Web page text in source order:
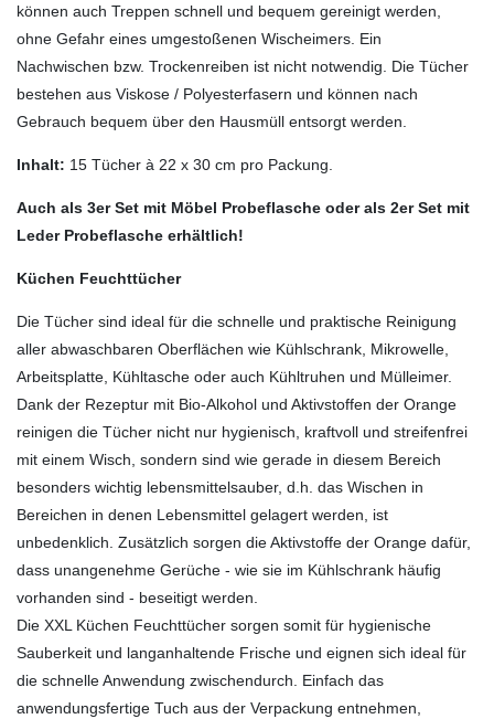
können auch Treppen schnell und bequem gereinigt werden,
ohne Gefahr eines umgestoßenen Wischeimers. Ein
Nachwischen bzw. Trockenreiben ist nicht notwendig. Die Tücher
bestehen aus Viskose / Polyesterfasern und können nach
Gebrauch bequem über den Hausmüll entsorgt werden.
Inhalt: 15 Tücher à 22 x 30 cm pro Packung.
Auch als 3er Set mit Möbel Probeflasche oder als 2er Set mit
Leder Probeflasche erhältlich!
Küchen Feuchttücher
Die Tücher sind ideal für die schnelle und praktische Reinigung
aller abwaschbaren Oberflächen wie Kühlschrank, Mikrowelle,
Arbeitsplatte, Kühltasche oder auch Kühltruhen und Mülleimer.
Dank der Rezeptur mit Bio-Alkohol und Aktivstoffen der Orange
reinigen die Tücher nicht nur hygienisch, kraftvoll und streifenfrei
mit einem Wisch, sondern sind wie gerade in diesem Bereich
besonders wichtig lebensmittelsauber, d.h. das Wischen in
Bereichen in denen Lebensmittel gelagert werden, ist
unbedenklich. Zusätzlich sorgen die Aktivstoffe der Orange dafür,
dass unangenehme Gerüche - wie sie im Kühlschrank häufig
vorhanden sind - beseitigt werden.
Die XXL Küchen Feuchttücher sorgen somit für hygienische
Sauberkeit und langanhaltende Frische und eignen sich ideal für
die schnelle Anwendung zwischendurch. Einfach das
anwendungsfertige Tuch aus der Verpackung entnehmen,